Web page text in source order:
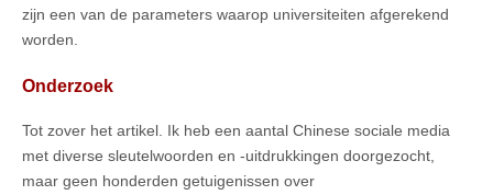
zijn een van de parameters waarop universiteiten afgerekend
worden.
Onderzoek
Tot zover het artikel. Ik heb een aantal Chinese sociale media
met diverse sleutelwoorden en -uitdrukkingen doorgezocht,
maar geen honderden getuigenissen over